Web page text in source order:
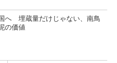
へ 埋蔵量だけじゃない、南鳥
の価値